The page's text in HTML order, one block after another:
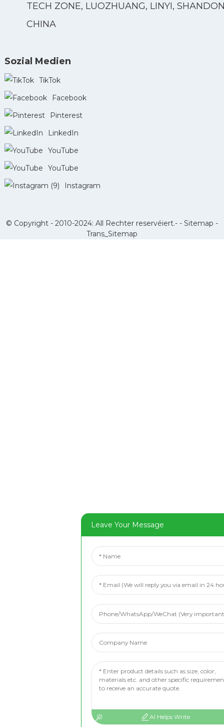
TECH ZONE, LUOZHUANG, LINYI,
CHINA
Sozial Medien
TikTok
Facebook
Pinterest
LinkedIn
YouTube
YouTube
Instagram
© Copyright - 2010-2024: All Rechter reservéiert.- - Sitemap -
Trans_Sitemap
Leave Your Message
AI Helps Write